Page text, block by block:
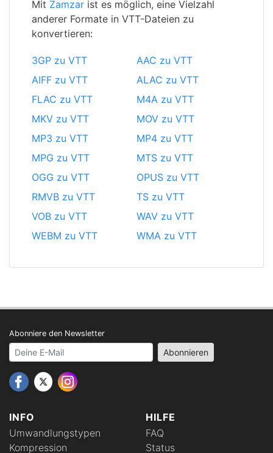
Mit Zamzar ist es möglich, eine Vielzahl
anderer Formate in VTT-Dateien zu
konvertieren:
3GP zu VTT
AAC zu VTT
AIFF zu VTT
ALAC zu VTT
FLAC zu VTT
M4A zu VTT
MKV zu VTT
MOV zu VTT
MP3 zu VTT
MP4 zu VTT
MPG zu VTT
MTS zu VTT
OGG zu VTT
OPUS zu VTT
RMVB zu VTT
TS zu VTT
VOB zu VTT
WAV zu VTT
WEBM zu VTT
WMA zu VTT
INFO
Umwandlungstypen
Kompression
HILFE
FAQ
Status
Abonniere den Newsletter
Your email address Abonnieren